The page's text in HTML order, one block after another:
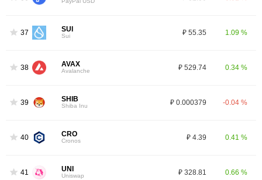
37 SUI
Sui ₽ 55.35 1.09 %
38 AVAX
Avalanche ₽ 529.74 0.34 %
39 SHIB
Shiba Inu ₽ 0.000379 -0.04 %
40 CRO
Cronos ₽ 4.39 0.41 %
41 UNI
Uniswap ₽ 328.81 0.66 %